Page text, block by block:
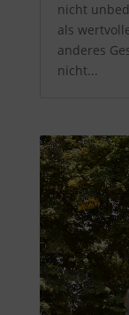
nicht
als
anderes
nicht...